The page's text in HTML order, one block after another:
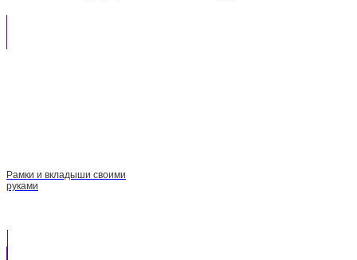
Рамки и вкладыши своими
руками